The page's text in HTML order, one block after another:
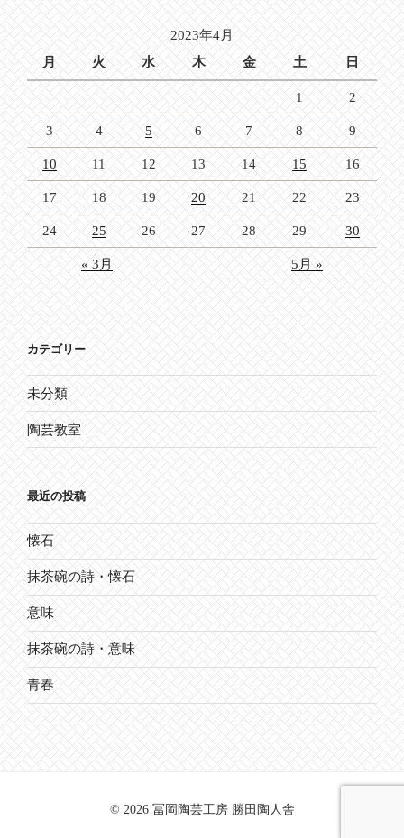
ョ
ン
2023年4月
月
火 水 木 金 土 日
1 2
3 4 5 6 7 8 9
10 11 12 13 14 15 16
17 18 19 20 21 22 23
24 25 26 27 28 29 30
« 3月 5月 »
カテゴリー
未分類
陶芸教室
最近の投稿
懐石
抹茶碗の詩・懐石
意味
抹茶碗の詩・意味
青春
© 2026 冨岡陶芸工房 勝田陶人舎